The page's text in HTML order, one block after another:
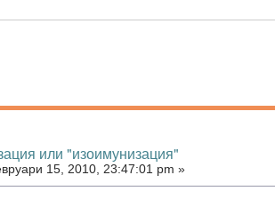
или "изоимунизация"
15, 2010, 23:47:01 pm »